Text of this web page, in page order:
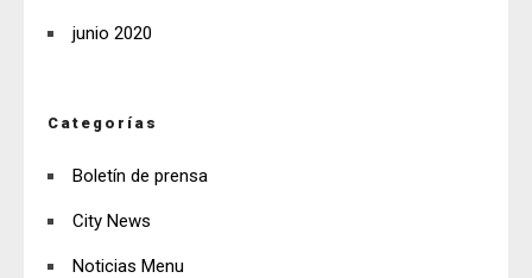
junio 2020
Categorías
Boletín de prensa
City News
Noticias Menu